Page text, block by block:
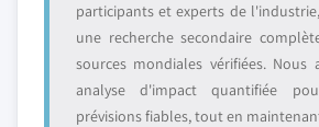
participants et experts de
une recherche secondaire
sources mondiales vérifiées. Nous
analyse d'impact quantifiée
prévisions fiables, tout en